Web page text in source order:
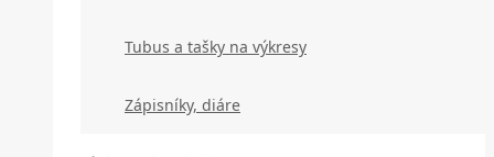
Tubus a tašky na výkresy
Zápisníky, diáre